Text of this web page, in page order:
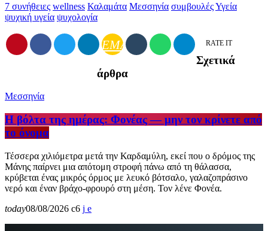
7 συνήθειες wellness Καλαμάτα Μεσσηνία συμβουλέςΥγεία
ψυχική υγεία ψυχολογία
EMAIL RATE IT
Σχετικά
άρθρα
Μεσσηνία
Η βόλτα της ημέρας: Φονέας — μην τον κρίνετε από
το όνομα
Τέσσερα χιλιόμετρα μετά την Καρδαμύλη, εκεί που ο δρόμος της
Μάνης παίρνει μια απότομη στροφή πάνω από τη θάλασσα,
κρύβεται ένας μικρός όρμος με λευκό βότσαλο, γαλαζοπράσινο
νερό και έναν βράχο-φρουρό στη μέση. Τον λένε Φονέα.
today08/08/2026 6